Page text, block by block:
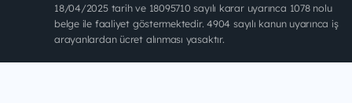
18/04/2025 tarih ve 18095710 sayılı karar uyarınca 1078 nolu
belge ile faaliyet göstermektedir. 4904 sayılı kanun uyarınca iş
arayanlardan ücret alınması yasaktır.